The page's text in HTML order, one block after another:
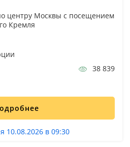
центру Москвы с посещением
Кремля
38 839
10.08.2026 в 09:30